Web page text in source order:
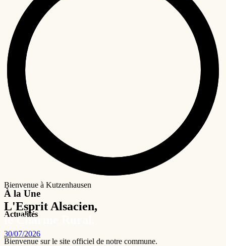
Bienvenue à Kutzenhausen
L'Esprit Alsacien,
le Charme Rural.
Bienvenue sur le site officiel de notre commune.
À la Une
Actualités
30/07/2026